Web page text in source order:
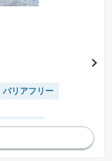
バリアフリー
2個以上